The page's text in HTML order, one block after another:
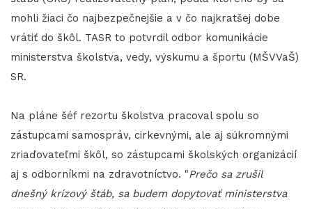
mohli žiaci čo najbezpečnejšie a v čo najkratšej dobe
vrátiť do škôl. TASR to potvrdil odbor komunikácie
ministerstva školstva, vedy, výskumu a športu (MŠVVaŠ)
SR.
Na pláne šéf rezortu školstva pracoval spolu so
zástupcami samospráv, cirkevnými, ale aj súkromnými
zriaďovateľmi škôl, so zástupcami školských organizácií
aj s odborníkmi na zdravotníctvo. "Prečo sa zrušil
dnešný krízový štáb, sa budem dopytovať ministerstva